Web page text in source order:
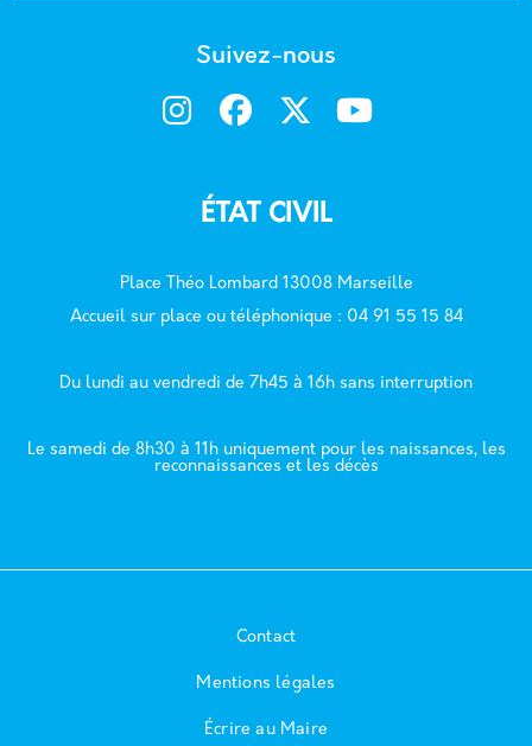
Suivez-nous
ÉTAT CIVIL
Place Théo Lombard 13008 Marseille
Accueil sur place ou téléphonique : 04 91 55 15 84
Du lundi au vendredi de 7h45 à 16h sans interruption
Le samedi de 8h30 à 11h uniquement pour les naissances, les
reconnaissances et les décès
Contact
Mentions légales
Écrire au Maire